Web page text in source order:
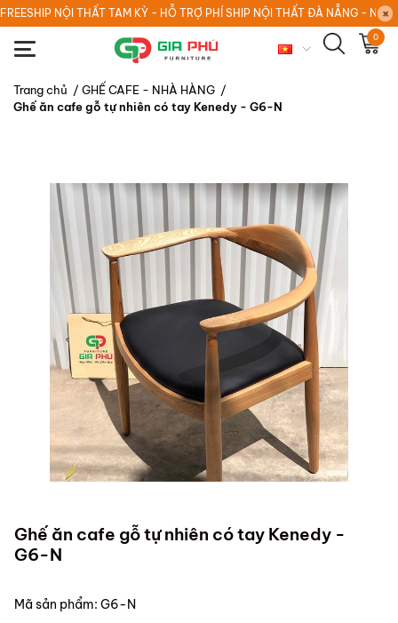
FREESHIP NỘI THẤT TAM KỲ - HỖ TRỢ PHÍ SHIP NỘI THẤT ĐÀ NẴNG - NỘI
0
Trang chủ / GHẾ CAFE - NHÀ HÀNG /
Ghế ăn cafe gỗ tự nhiên có tay Kenedy - G6-N
Ghế ăn cafe gỗ tự nhiên có tay Kenedy -
G6-N
Mã sản phẩm: G6-N